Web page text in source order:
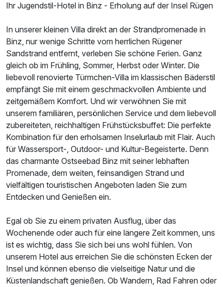
Ausstattung
Für 4 Tage p.P. ab249,65 €
Ihr Jugendstil-Hotel in Binz - Erholung auf der Insel Rügen
In unserer kleinen Villa direkt an der Strandpromenade in
Binz, nur wenige Schritte vom herrlichen Rügener
Sandstrand entfernt, verleben Sie schöne Ferien. Ganz
gleich ob im Frühling, Sommer, Herbst oder Winter. Die
liebevoll renovierte Türmchen-Villa im klassischen Bäderstil
empfängt Sie mit einem geschmackvollen Ambiente und
zeitgemäßem Komfort. Und wir verwöhnen Sie mit
unserem familiären, persönlichen Service und dem liebevoll
zubereiteten, reichhaltigen Frühstücksbuffet: Die perfekte
Kombination für den erholsamen Inselurlaub mit Flair. Auch
für Wassersport-, Outdoor- und Kultur-Begeisterte. Denn
das charmante Ostseebad Binz mit seiner lebhaften
Promenade, dem weiten, feinsandigen Strand und
vielfältigen touristischen Angeboten laden Sie zum
Entdecken und Genießen ein.
Egal ob Sie zu einem privaten Ausflug, über das
Wochenende oder auch für eine längere Zeit kommen, uns
ist es wichtig, dass Sie sich bei uns wohl fühlen. Von
unserem Hotel aus erreichen Sie die schönsten Ecken der
Insel und können ebenso die vielseitige Natur und die
Küstenlandschaft genießen. Ob Wandern, Rad Fahren oder